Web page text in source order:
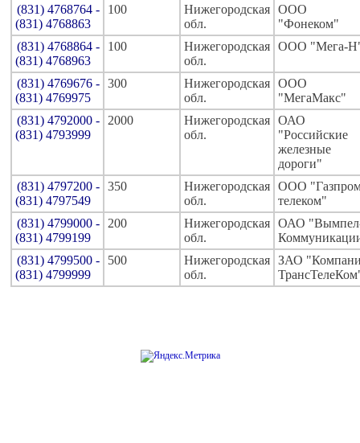
(831) 4768764 -
(831) 4768863
100
Нижегородская
обл.
ООО
"Фонеком"
(831) 4768864 -
(831) 4768963
100
Нижегородская
обл.
ООО "Мега-
(831) 4769676 -
(831) 4769975
300
Нижегородская
обл.
ООО
"МегаМакс"
(831) 4792000 -
(831) 4793999
2000
Нижегородская
обл.
ОАО
"Российские
железные
дороги"
(831) 4797200 -
(831) 4797549
350
Нижегородская
обл.
ООО
телеком"
(831) 4799000 -
(831) 4799199
200
Нижегородская
обл.
ОАО
(831) 4799500 -
(831) 4799999
500
Нижегородская
обл.
ЗАО